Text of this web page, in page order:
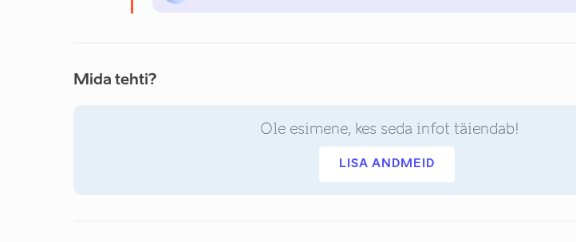
Mida tehti?
Ole esimene, kes seda infot täiendab!
LISA ANDMEID